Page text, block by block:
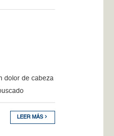
dolor de cabeza
LEER MÁS